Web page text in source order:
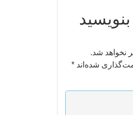
نخواهد شد.
شده‌اند *